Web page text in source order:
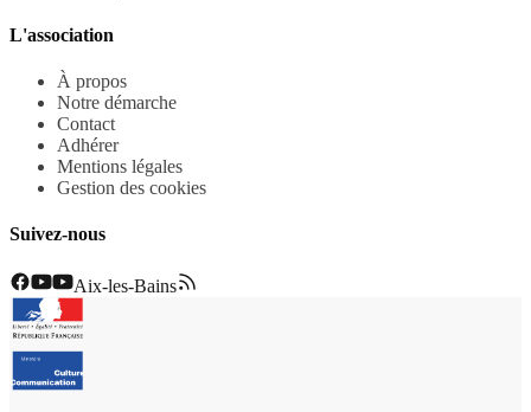
L'association
À propos
Notre démarche
Contact
Adhérer
Mentions légales
Gestion des cookies
Suivez-nous
Aix-les-Bains